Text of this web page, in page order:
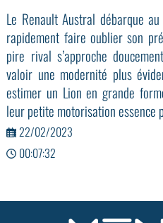
Le Renault Austral débarque
rapidement faire oublier son
pire rival s’approche
valoir une modernité plus
estimer un Lion en grande
leur petite motorisation essence
22/02/2023
00:07:32